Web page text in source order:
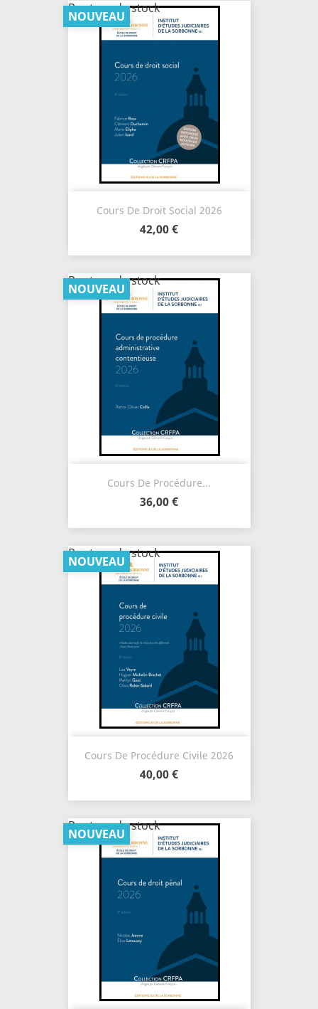
Cours De Droit Social 2026
42,00 €
NOUVEAU
Rupture de stock
Cours De Procédure...
36,00 €
NOUVEAU
Rupture de stock
Cours De Procédure Civile 2026
40,00 €
NOUVEAU
Rupture de stock
NOUVEAU
Rupture de stock